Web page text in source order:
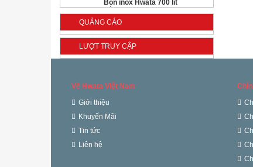
Bồn inox Hwata 1000 lít
đứng
Bồn inox Hwata 1500 lít
nằm
Bồn inox Hwata 1500 lít
đứng
QUẢNG CÁO
LƯỢT TRUY CẬP
Về Hwata Việt Nam
Giới thiệu
Khuyến Mãi
Tin tức
Liên hệ